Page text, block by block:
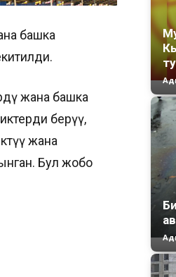
башка
жана башка
берүү,
жана
Бул жобо